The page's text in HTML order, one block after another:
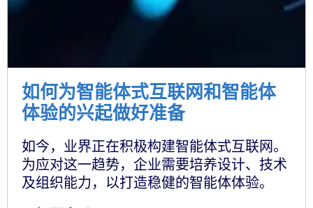
如何为智能体式互联网和智能体
体验的兴起做好准备
如今，业界正在积极构建智能体式互联网。
为应对这一趋势，企业需要培养设计、技术
及组织能力，以打造稳健的智能体体验。